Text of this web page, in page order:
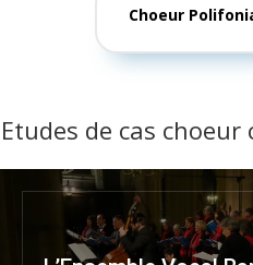
Choeur
Etudes de cas